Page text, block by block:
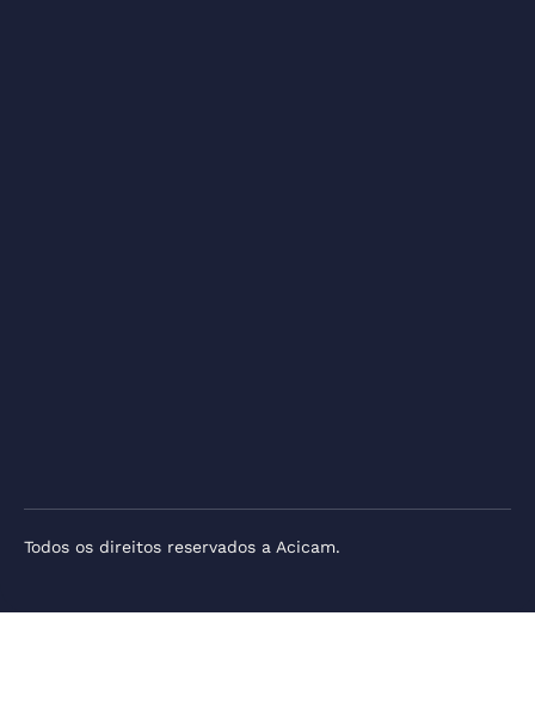
Todos os direitos reservados a Acicam.